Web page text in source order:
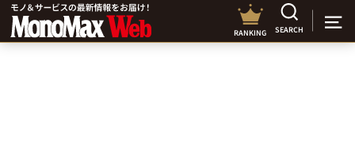
RANKING SEARCH